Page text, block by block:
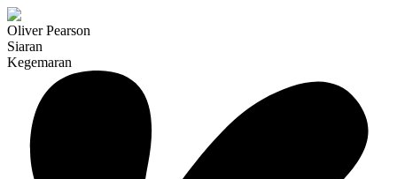
Oliver Pearson
Siaran
Kegemaran